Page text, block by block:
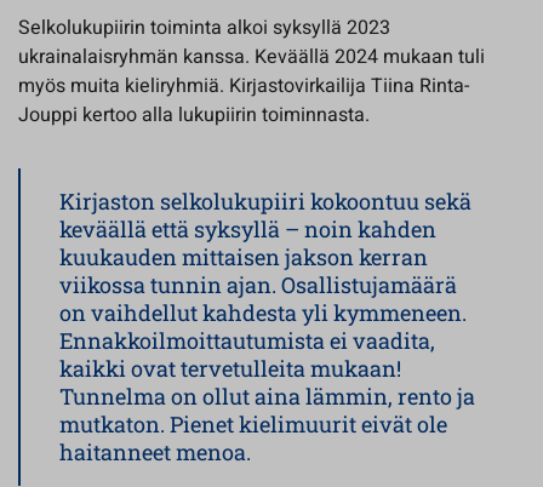
Selkolukupiirin toiminta alkoi syksyllä 2023
ukrainalaisryhmän kanssa. Keväällä 2024 mukaan tuli
myös muita kieliryhmiä. Kirjastovirkailija Tiina Rinta-
Jouppi kertoo alla lukupiirin toiminnasta.
Kirjaston selkolukupiiri kokoontuu sekä
keväällä että syksyllä – noin kahden
kuukauden mittaisen jakson kerran
viikossa tunnin ajan. Osallistujamäärä
on vaihdellut kahdesta yli kymmeneen.
Ennakkoilmoittautumista ei vaadita,
kaikki ovat tervetulleita mukaan!
Tunnelma on ollut aina lämmin, rento ja
mutkaton. Pienet kielimuurit eivät ole
haitanneet menoa.